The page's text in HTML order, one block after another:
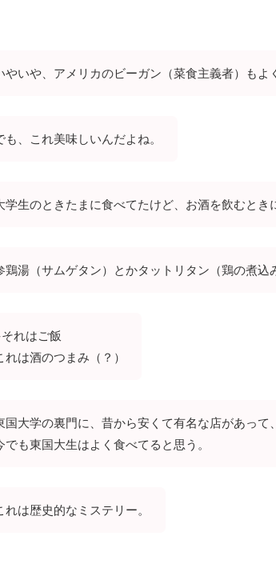
やいや、アメリカのビーガン（菜食主義者）もよ
も、これ美味しいんだよね。
学生のときたまに食べてたけど、お酒を飲むとき
鶏湯（サムゲタン）とかタットリタン（鶏の煮込
れはご飯
れは酒のつまみ（？）
国大学の裏門に、昔から安くて有名な店があって、
でも東国大生はよく食べてると思う。
れは歴史的なミステリー。